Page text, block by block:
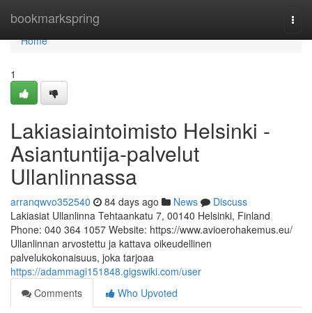
bookmarkspring
Home
Home
1
Lakiasiaintoimisto Helsinki -
Asiantuntija-palvelut
Ullanlinnassa
arranqwvo352540 84 days ago News
Discuss
Lakiasiat Ullanlinna Tehtaankatu 7, 00140 Helsinki, Finland
Phone: 040 364 1057 Website: https://www.avioerohakemus.eu/
Ullanlinnan arvostettu ja kattava oikeudellinen
palvelukokonaisuus, joka tarjoaa
https://adammagi151848.gigswiki.com/user
Comments
Who Upvoted